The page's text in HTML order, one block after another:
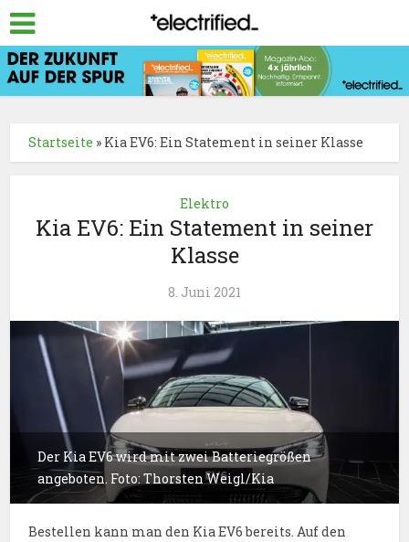
Startseite » Kia EV6: Ein Statement in seiner Klasse
Elektro
Kia EV6: Ein Statement in seiner
Klasse
8. Juni 2021
Der Kia EV6 wird mit zwei Batteriegrößen
angeboten. Foto: Thorsten Weigl/Kia
Bestellen kann man den Kia EV6 bereits. Auf den